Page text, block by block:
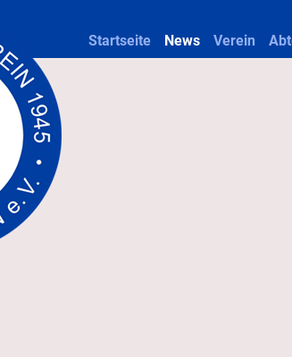
Startseite News Verein